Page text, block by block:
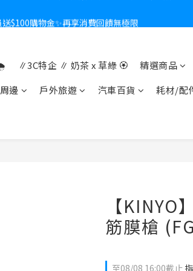
💙半導體製冷 x 微米級冰霧，一秒開凍，熱感歸
送$100購物金✨再享消費回饋無極限
∥3C特企 ∥ 奶茶 x 草綠 🏵
精選商品
邊 戶外旅遊 汽車百貨
耗材/配
【
筋膜槍
至08/08 16:00截止